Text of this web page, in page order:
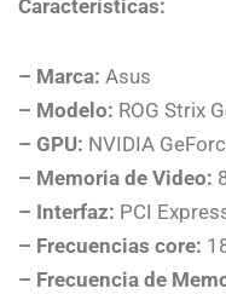
Características:
– Marca: Asus
– Modelo: ROG Strix
– GPU: NVIDIA
– Memoria de Video:
– Interfaz: PCI
– Frecuencias core:
– Frecuencia de